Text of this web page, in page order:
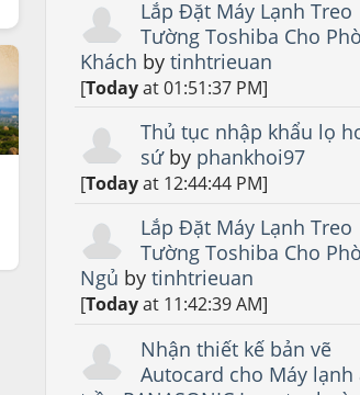
Lắp Đặt Máy Lạnh Treo
Tường Toshiba Cho
Khách bytinhtrieuan
[Todayat 01:51:37 PM]
Thủ tục nhập khẩu lọ
sứby phankhoi97
[Todayat 12:44:44 PM]
Lắp Đặt Máy Lạnh Treo
Tường Toshiba Cho
Ngủ bytinhtrieuan
[Todayat 11:42:39 AM]
Nhận thiết kế bản vẽ
Autocard cho Máy lạnh